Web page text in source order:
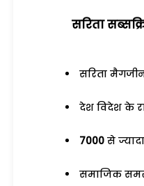
सरिता
सरिता
देश विदेश के
7000 से
समाजिक